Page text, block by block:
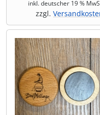
inkl. deutscher 19 %
zzgl.